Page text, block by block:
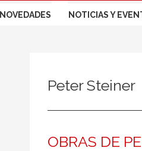
NOVEDADES NOTICIAS Y
Peter Steiner
OBRAS DE